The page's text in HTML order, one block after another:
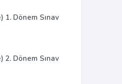
1. Dönem Sınav
2. Dönem Sınav